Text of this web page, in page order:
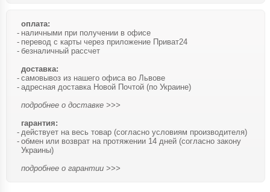
оплата:
наличными при получении в офисе
перевод с карты через приложение Приват24
безналичный рассчет
доставка:
самовывоз из нашего офиса во Львове
адресная доставка Новой Почтой (по Украине)
подробнее о доставке >>>
гарантия:
действует на весь товар (согласно условиям производителя)
обмен или возврат на протяжении 14 дней (согласно закону
Украины)
подробнее о гарантии >>>